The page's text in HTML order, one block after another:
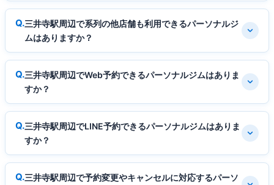
三井寺駅周辺で系列の他店舗も利用できるパーソナルジ
ムはありますか？
三井寺駅周辺でWeb予約できるパーソナルジムはありま
すか？
三井寺駅周辺でLINE予約できるパーソナルジムはありま
すか？
三井寺駅周辺で予約変更やキャンセルに対応するパーソ